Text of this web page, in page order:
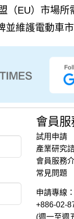
（EU）市場
並維護電動車
會員服
試用申請
產業研究
會員服務
常見問題
申請專線：
+886-02-
(週一至週